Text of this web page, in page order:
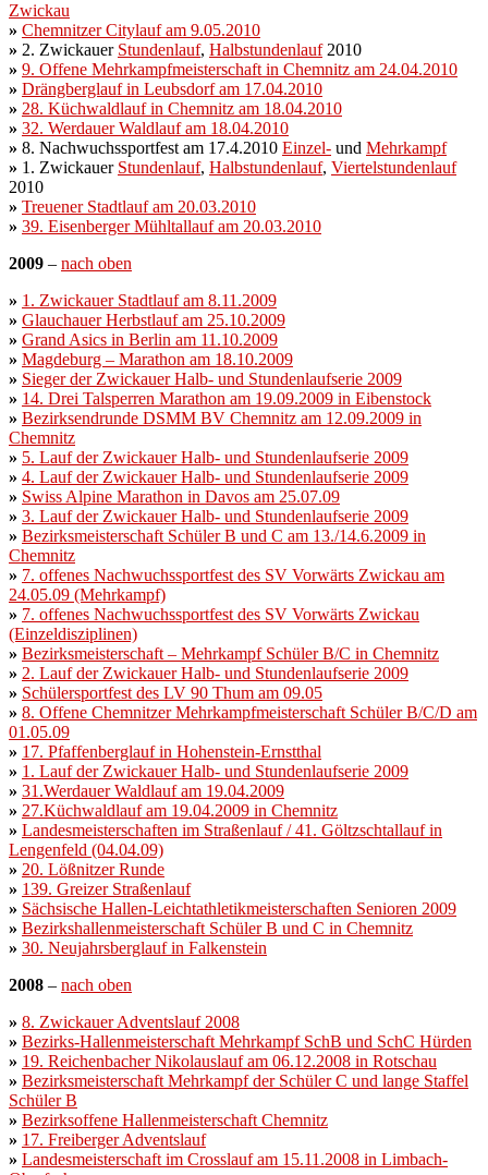
Zwickau
» Chemnitzer Citylauf am 9.05.2010
» 2. Zwickauer Stundenlauf, Halbstundenlauf2010
» 9. Offene Mehrkampfmeisterschaft in Chemnitz am 24.04.2010
» Drängberglauf in Leubsdorf am 17.04.2010
» 28. Küchwaldlauf in Chemnitz am 18.04.2010
» 32. Werdauer Waldlauf am 18.04.2010
» 8. Nachwuchssportfest am 17.4.2010 Einzel- und Mehrkampf
» 1. Zwickauer Stundenlauf, Halbstundenlauf, Viertelstundenlauf
2010
» Treuener Stadtlauf am 20.03.2010
» 39. Eisenberger Mühltallauf am 20.03.2010
2009 – nach oben
» 1. Zwickauer Stadtlauf am 8.11.2009
» Glauchauer Herbstlauf am 25.10.2009
» Grand Asics in Berlin am 11.10.2009
» Magdeburg – Marathon am 18.10.2009
» Sieger der Zwickauer Halb- und Stundenlaufserie 2009
» 14. Drei Talsperren Marathon am 19.09.2009 in Eibenstock
» Bezirksendrunde DSMM BV Chemnitz am 12.09.2009 in
Chemnitz
» 5. Lauf der Zwickauer Halb- und Stundenlaufserie 2009
» 4. Lauf der Zwickauer Halb- und Stundenlaufserie 2009
» Swiss Alpine Marathon in Davos am 25.07.09
» 3. Lauf der Zwickauer Halb- und Stundenlaufserie 2009
» Bezirksmeisterschaft Schüler B und C am 13./14.6.2009 in
Chemnitz
» 7. offenes Nachwuchssportfest des SV Vorwärts Zwickau am
24.05.09 (Mehrkampf)
» 7. offenes Nachwuchssportfest des SV Vorwärts Zwickau
(Einzeldisziplinen)
» Bezirksmeisterschaft – Mehrkampf Schüler B/C in Chemnitz
» 2. Lauf der Zwickauer Halb- und Stundenlaufserie 2009
» Schülersportfest des LV 90 Thum am 09.05
» 8. Offene Chemnitzer Mehrkampfmeisterschaft Schüler B/C/D am
01.05.09
» 17. Pfaffenberglauf in Hohenstein-Ernstthal
» 1. Lauf der Zwickauer Halb- und Stundenlaufserie 2009
» 31.Werdauer Waldlauf am 19.04.2009
» 27.Küchwaldlauf am 19.04.2009 in Chemnitz
» Landesmeisterschaften im Straßenlauf / 41. Göltzschtallauf in
Lengenfeld (04.04.09)
» 20. Lößnitzer Runde
» 139. Greizer Straßenlauf
» Sächsische Hallen-Leichtathletikmeisterschaften Senioren 2009
» Bezirkshallenmeisterschaft Schüler B und C in Chemnitz
» 30. Neujahrsberglauf in Falkenstein
2008 – nach oben
» 8. Zwickauer Adventslauf 2008
» Bezirks-Hallenmeisterschaft Mehrkampf SchB und SchC Hürden
» 19. Reichenbacher Nikolauslauf am 06.12.2008 in Rotschau
» Bezirksmeisterschaft Mehrkampf der Schüler C und lange Staffel
Schüler B
» Bezirksoffene Hallenmeisterschaft Chemnitz
» 17. Freiberger Adventslauf
» Landesmeisterschaft im Crosslauf am 15.11.2008 in Limbach-